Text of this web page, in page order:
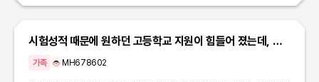
시험성적 때문에 원하던 고등학교 지원이 힘들어 졌는데, 부
가족 MH678602